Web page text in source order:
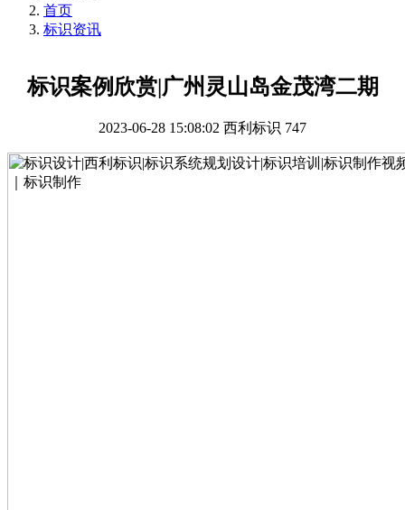
首页
标识资讯
标识案例欣赏|广州灵⼭岛⾦茂湾二期
2023-06-28 15:08:02 西利标识 747